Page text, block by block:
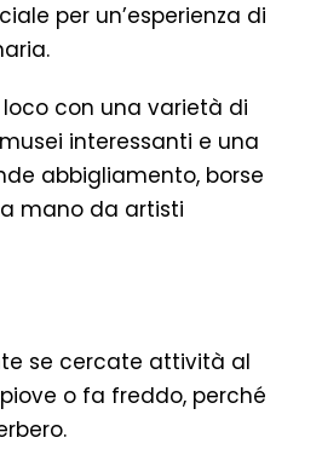
per un’esperienza di
con una varietà di
interessanti e una
abbigliamento, borse
mano da artisti
se cercate attività al
o fa freddo, perché